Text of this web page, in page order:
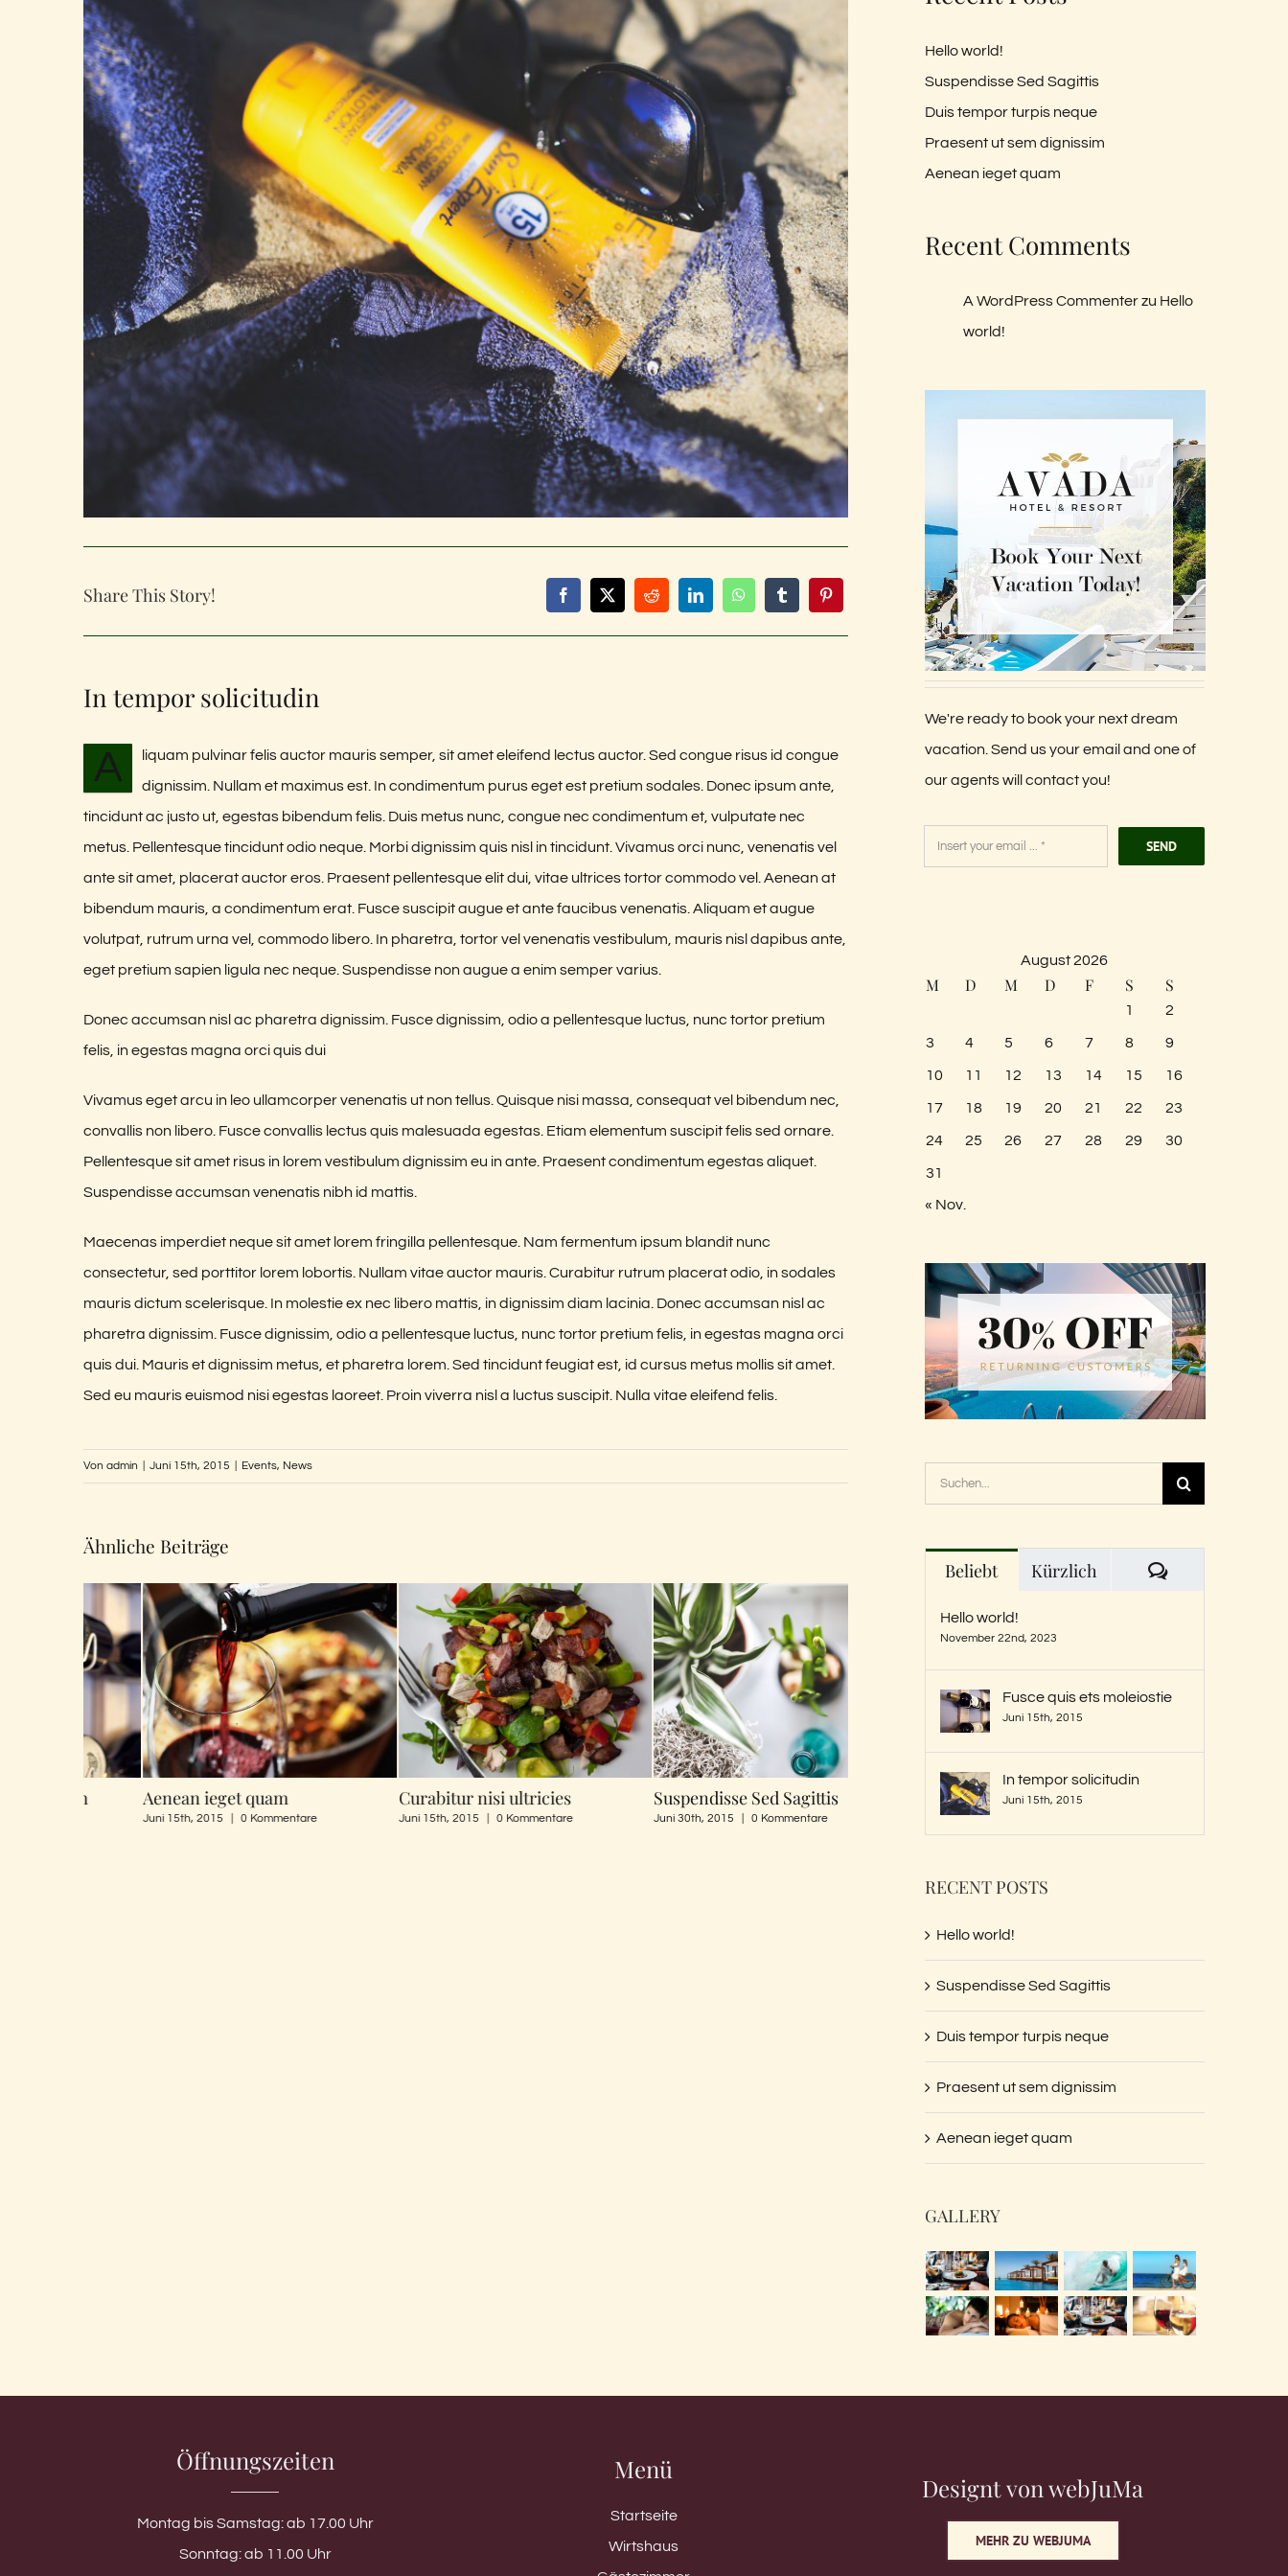
Share This Story!
In tempor solicitudin
A
liquam pulvinar felis auctor mauris semper, sit amet eleifend lectus auctor. Sed congue risus id congue
dignissim. Nullam et maximus est. In condimentum purus eget est pretium sodales. Donec ipsum ante,
tincidunt ac justo ut, egestas bibendum felis. Duis metus nunc, congue nec condimentum et, vulputate nec
metus. Pellentesque tincidunt odio neque. Morbi dignissim quis nisl in tincidunt. Vivamus orci nunc, venenatis vel
ante sit amet, placerat auctor eros. Praesent pellentesque elit dui, vitae ultrices tortor commodo vel. Aenean at
bibendum mauris, a condimentum erat. Fusce suscipit augue et ante faucibus venenatis. Aliquam et augue
volutpat, rutrum urna vel, commodo libero. In pharetra, tortor vel venenatis vestibulum, mauris nisl dapibus ante,
eget pretium sapien ligula nec neque. Suspendisse non augue a enim semper varius.
Donec accumsan nisl ac pharetra dignissim. Fusce dignissim, odio a pellentesque luctus, nunc tortor pretium
felis, in egestas magna orci quis dui
Vivamus eget arcu in leo ullamcorper venenatis ut non tellus. Quisque nisi massa, consequat vel bibendum nec,
convallis non libero. Fusce convallis lectus quis malesuada egestas. Etiam elementum suscipit felis sed ornare.
Pellentesque sit amet risus in lorem vestibulum dignissim eu in ante. Praesent condimentum egestas aliquet.
Suspendisse accumsan venenatis nibh id mattis.
Maecenas imperdiet neque sit amet lorem fringilla pellentesque. Nam fermentum ipsum blandit nunc
consectetur, sed porttitor lorem lobortis. Nullam vitae auctor mauris. Curabitur rutrum placerat odio, in sodales
mauris dictum scelerisque. In molestie ex nec libero mattis, in dignissim diam lacinia. Donec accumsan nisl ac
pharetra dignissim. Fusce dignissim, odio a pellentesque luctus, nunc tortor pretium felis, in egestas magna orci
quis dui. Mauris et dignissim metus, et pharetra lorem. Sed tincidunt feugiat est, id cursus metus mollis sit amet.
Sed eu mauris euismod nisi egestas laoreet. Proin viverra nisl a luctus suscipit. Nulla vitae eleifend felis.
Von admin Juni 15th, 2015 Events, News
Ähnliche Beiträge
Aenean ieget quam
Juni 15th, 2015 | 0 Kommentare
Curabitur nisi ultricies
Juni 15th, 2015 | 0 Kommentare
Suspendisse Sed Sagittis
Juni 30th, 2015 | 0 Kommentare
Duis tempor turpis neque
0 Kommentare
Hello world!
Suspendisse Sed Sagittis
Duis tempor turpis neque
Praesent ut sem dignissim
Aenean ieget quam
Recent Comments
A WordPress Commenterzu Hello
world!
We're ready to book your next dream
vacation. Send us your email and one of
our agents will contact you!
SEND
August 2026
M D M D F S S
1 2
3 4 5 6 7 8 9
10 11 12 13 14 15 16
17 18 19 20 21 22 23
24 25 26 27 28 29 30
31
« Nov.
Suche
nach:
Beliebt Kürzlich Kommentare
Hello world!
November 22nd, 2023
Fusce quis ets moleiostie
Juni 15th, 2015
In tempor solicitudin
Juni 15th, 2015
RECENT POSTS
Hello world!
Suspendisse Sed Sagittis
Duis tempor turpis neque
Praesent ut sem dignissim
Aenean ieget quam
GALLERY
Öffnungszeiten
Montag bis Samstag: ab 17.00 Uhr
Sonntag: ab 11.00 Uhr
Menü
Startseite
Wirtshaus
Designt von webJuMa
MEHR ZU WEBJUMA